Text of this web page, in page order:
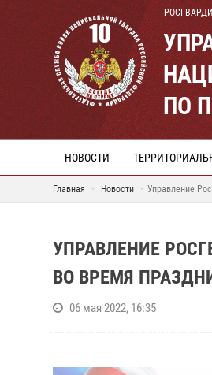
ПО
НОВОСТИ
Главная Новости Управление
УПРАВЛЕНИЕ
ВО ВРЕМЯ
06 мая 2022, 16:35